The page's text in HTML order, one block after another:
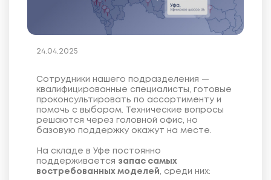
24.04.2025
Сотрудники нашего подразделения —
квалифицированные специалисты, готовые
проконсультировать по ассортименту и
помочь с выбором. Технические вопросы
решаются через головной офис, но
базовую поддержку окажут на месте.
На складе в Уфе постоянно
поддерживается запас самых
востребованных моделей, среди них: